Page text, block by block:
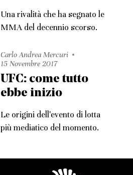
Una rivalità che ha segnato le
MMA del decennio scorso.
Carlo Andrea Mercuri
15 Novembre 2017
UFC: come tutto
ebbe inizio
Le origini dell'evento di lotta
più mediatico del momento.